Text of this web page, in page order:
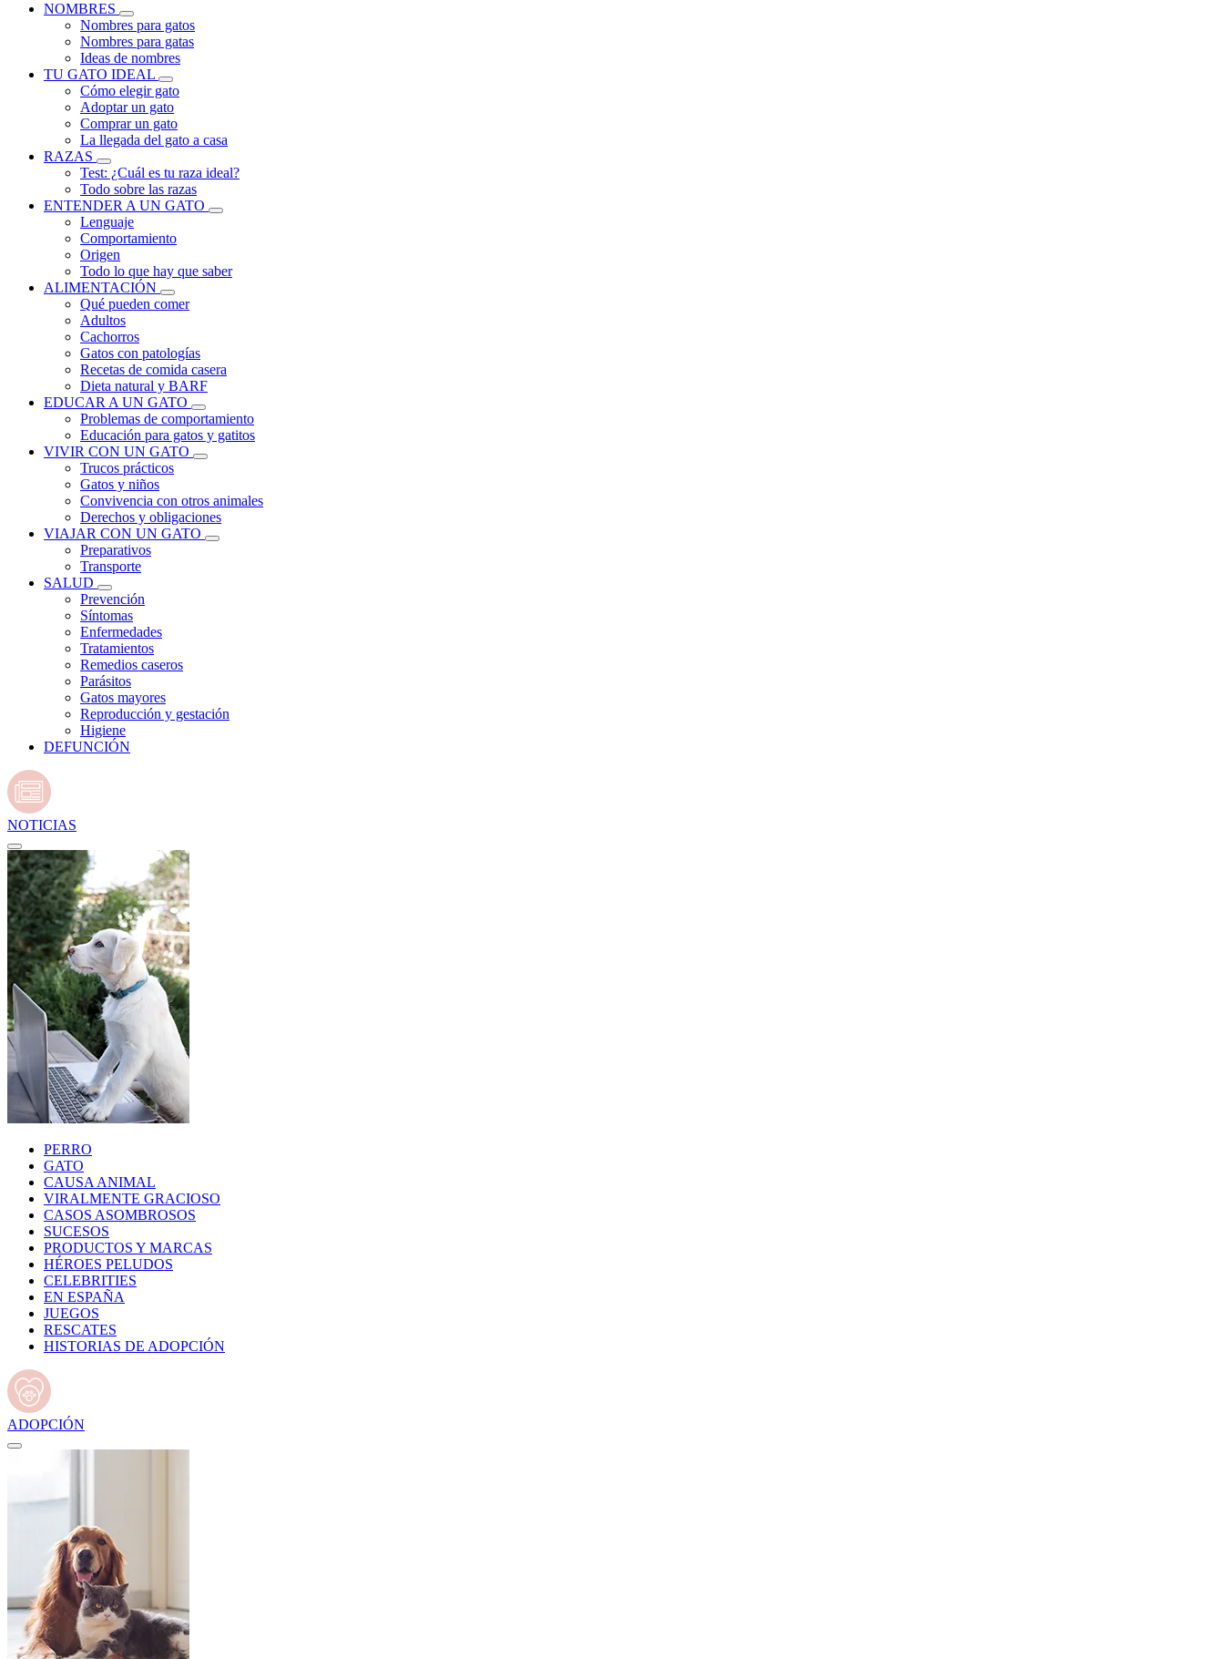
NOMBRES
Nombres para gatos
Nombres para gatas
Ideas de nombres
TU GATO IDEAL
Cómo elegir gato
Adoptar un gato
Comprar un gato
La llegada del gato a casa
RAZAS
Test: ¿Cuál es tu raza ideal?
Todo sobre las razas
ENTENDER A UN GATO
Lenguaje
Comportamiento
Origen
Todo lo que hay que saber
ALIMENTACIÓN
Qué pueden comer
Adultos
Cachorros
Gatos con patologías
Recetas de comida casera
Dieta natural y BARF
EDUCAR A UN GATO
Problemas de comportamiento
Educación para gatos y gatitos
VIVIR CON UN GATO
Trucos prácticos
Gatos y niños
Convivencia con otros animales
Derechos y obligaciones
VIAJAR CON UN GATO
Preparativos
Transporte
SALUD
Prevención
Síntomas
Enfermedades
Tratamientos
Remedios caseros
Parásitos
Gatos mayores
Reproducción y gestación
Higiene
DEFUNCIÓN
NOTICIAS
PERRO
GATO
CAUSA ANIMAL
VIRALMENTE GRACIOSO
CASOS ASOMBROSOS
SUCESOS
PRODUCTOS Y MARCAS
HÉROES PELUDOS
CELEBRITIES
EN ESPAÑA
JUEGOS
RESCATES
HISTORIAS DE ADOPCIÓN
ADOPCIÓN